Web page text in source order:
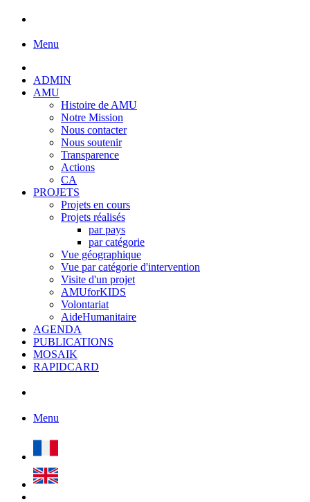
Menu
ADMIN
AMU
Histoire de AMU
Notre Mission
Nous contacter
Nous soutenir
Transparence
Actions
CA
PROJETS
Projets en cours
Projets réalisés
par pays
par catégorie
Vue géographique
Vue par catégorie d'intervention
Visite d'un projet
AMUforKIDS
Volontariat
AideHumanitaire
AGENDA
PUBLICATIONS
MOSAIK
RAPIDCARD
Menu